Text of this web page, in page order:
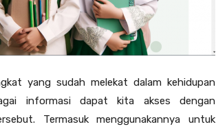
yang sudah melekat dalam kehidupan
informasi dapat kita akses dengan
Termasuk menggunakannya untuk